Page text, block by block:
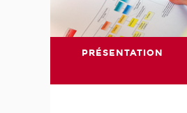
PRÉSENTATION